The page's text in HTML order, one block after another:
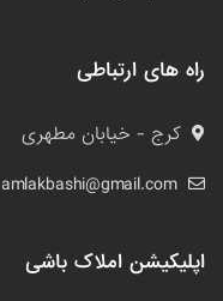
راه های ارتباطی
کرج - خیابان مطهری
amlakbashi@gmail.com
اپلیکیشن املاک باشی